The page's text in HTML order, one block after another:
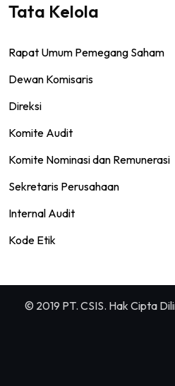
Tata Kelola
Rapat Umum Pemegang Saham
Dewan Komisaris
Direksi
Komite Audit
Komite Nominasi dan Remunerasi
Sekretaris Perusahaan
Internal Audit
Kode Etik
© 2019 PT. CSIS. Hak Cipta